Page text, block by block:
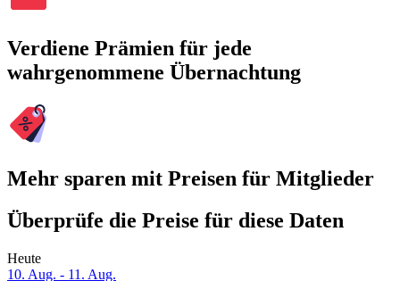
Verdiene Prämien für jede
wahrgenommene Übernachtung
Mehr sparen mit Preisen für Mitglieder
Überprüfe die Preise für diese Daten
Heute
10. Aug. - 11. Aug.